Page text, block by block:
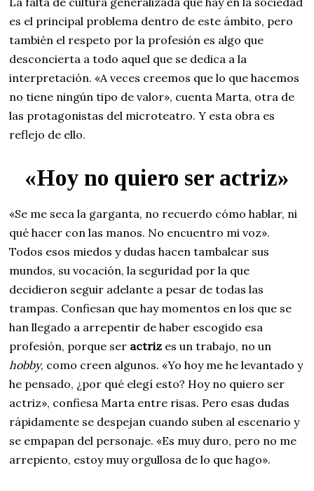
es el principal problema dentro de este ámbito, pero
también el respeto por la profesión es algo que
desconcierta a todo aquel que se dedica a la
interpretación. «A veces creemos que lo que hacemos
no tiene ningún tipo de valor», cuenta Marta, otra de
las protagonistas del microteatro. Y esta obra es
reflejo de ello.
«Hoy no quiero ser actriz»
«Se me seca la garganta, no recuerdo cómo hablar, ni
qué hacer con las manos. No encuentro mi voz».
Todos esos miedos y dudas hacen tambalear sus
mundos, su vocación, la seguridad por la que
decidieron seguir adelante a pesar de todas las
trampas. Confiesan que hay momentos en los que se
han llegado a arrepentir de haber escogido esa
profesión, porque ser actriz es un trabajo, no un
hobby, como creen algunos. «Yo hoy me he levantado y
he pensado, ¿por qué elegí esto? Hoy no quiero ser
actriz», confiesa Marta entre risas. Pero esas dudas
rápidamente se despejan cuando suben al escenario y
se empapan del personaje. «Es muy duro, pero no me
arrepiento, estoy muy orgullosa de lo que hago».